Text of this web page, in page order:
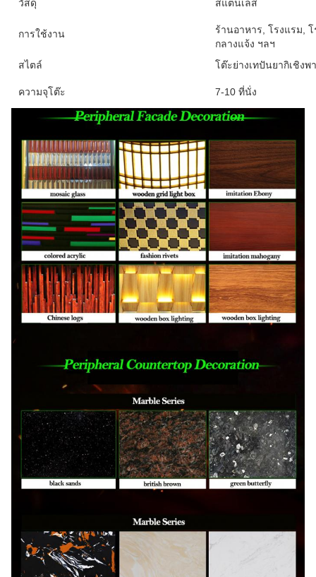
วัสดุ สแตนเลส
การใช้งาน
ร้านอาหาร, โรงแรม,
กลางแจ้ง ฯลฯ
สไตล์
โต๊ะย่างเทปันยากิเชิง
ความจุโต๊ะ 7-10 ที่นั่ง